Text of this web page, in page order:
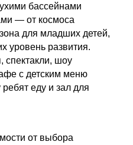
бассейнами
— от космоса
для младших детей,
уровень развития.
спектакли, шоу
с детским меню
еду и зал для
от выбора